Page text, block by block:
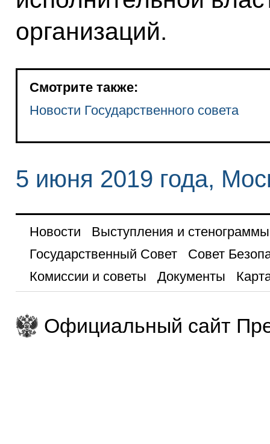
организаций.
Смотрите также:
Новости Государственного совета
5 июня 2019 года,
Новости
Выступления и стенограммы
Государственный Совет
Совет
Комиссии и советы
Документы
Официальный сайт